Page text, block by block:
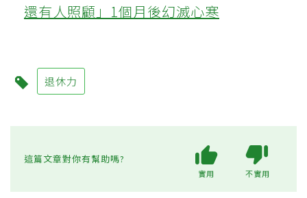
還有人照顧」1個月後幻滅心寒
退休力
這篇文章對你有幫助嗎?
實用 不實用